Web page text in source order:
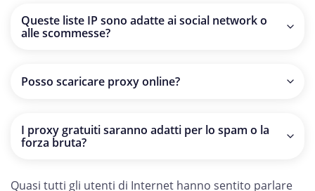
accesso, non garantiamo l'uso di un funzionamento
Sicuro o ininterrotto.
Queste liste IP sono adatte ai social network o
alle scommesse?
scommesse non sono strettamente raccomandate.
Posso scaricare proxy online?
qualsiasi opzione conveniente proposta nella scheda
"Esporta".
I proxy gratuiti saranno adatti per lo spam o la
forza bruta?
durata dei proxy elencati è limitata. Ed è possibile che al
Quasi tutti gli utenti di Internet hanno sentito parlare